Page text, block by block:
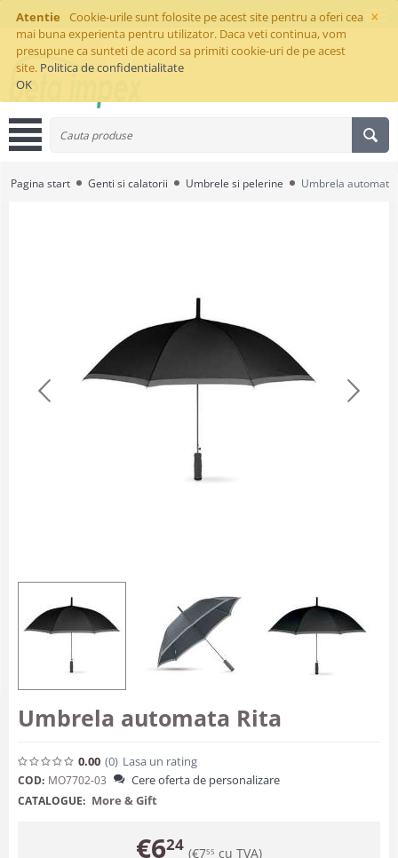
×
Atentie
Cookie-urile sunt folosite pe acest site pentru a oferi cea
mai buna experienta pentru utilizator. Daca veti continua, vom
presupune ca sunteti de acord sa primiti cookie-uri de pe acest
site. Politica de confidentialitate
OK
Pagina start Genti si calatorii Umbrele si pelerine Umbrela automata
Umbrela automata Rita
0.00 (0) Lasa un rating
COD: MO7702-03 Cere oferta de personalizare
CATALOGUE: More & Gift
€624 (€755 cu TVA)